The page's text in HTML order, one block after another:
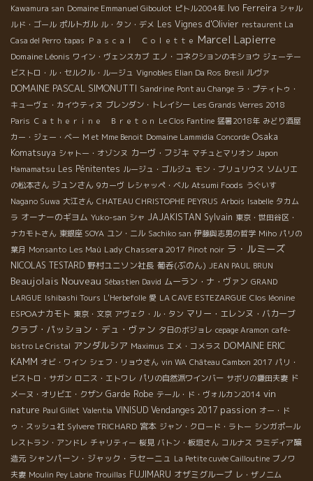
Kawamura san Domaine Emmanuel Giboulot ピトル2004年 Ivo Ferreira シャル
ルド・ゴール ポルトガル ル・タン・デメ Les Vignes d'Olivier restaurent La
Casa del Perro tapas Ｐａｓｃａｌ Ｃｏｌｅｔｔｅ Marcel Lapierre
Domaine Léonis ワイン・ヴェンスカブ エノ・コネクションのキショウ ジェーテー
ビストロ・ル・セルクル・ルージュ Vignobles Elian Da Ros Bresil ルヴァ
DOMAINE PASCAL SIMONUTTI Sandrine Pont au Change ラ・プティトゥ・
キューヴェ・カイウティヌ ブレンダン・トレイシー Les Grands Verres 2018
Paris Ｃａｔｈｅｒｉｎｅ Ｂｒｅｔｏｎ Le Clos Fantine 猛暑2018年 みどり酒屋
カー・ジェー・ベー M et Mme Benoit Domaine Lammidia Concorde Osaka
Komatsuya シャトー・オゾンヌ カーヴ・フジキ マチュとマリオン Japon
Hamamatsu Les Pénitentes ルージュ・ゴルジュ モン・ブリュリウス ソムリエ
の松本さん ジュンさん 9カーヴ レシャッペ・ベル Atsumi Foods うぐいす
Nagano Suwa 大江さん CHATEAU CHRISTOPHE PEYRUS Arbois Isabelle タカム
ラ オーナーのギヨム Yuko-san シャ JAJAKISTAN Sylvain 東京・世田谷区・
ナカモトさん 東銀座 SOYA ユン・ニル Sachiko san 伊藤與志男の哲学 Miho パリの
葉月 Monsanto Les Maù Lady Chassera 2017 Pinot noir ラ・ルミーズ
NICOLAS TESTARD 野村ユニソン社長 葡呑(ぶのん) JEAN PAUL BRUN
Beaujolais Nouveau Sébastien David ムーラン・ナ・ヴァン GRAND
LARGUE Ishibashi Tours L'Herbefolle 愛 LA CAVE ESTEZARGUE Clos léonine
ESPOAナカモト 東京・文京 アヴェク・ル・タン マリー・エレンヌ・バカーブ
クラブ・パッション・デュ・ヴァン 夕日のボジョレ cepage Aramon café-
bistro Le Cristal アンダルシア Maximus エメ・コメラス DOMAINE ERIC
KAMM オビ・ワイン シェフ・リョウさん vin WA Château Cambon 2017 パリ・
ビストロ・サガン ロニス・エトワレ パリの自然派ワインバー サボリの鎌田夫妻 ド
メーヌ・オリビエ・クザン Garde Robe テール・ド・ヴォルカン2014 vin
nature Paul Gillet Valentia VINISUD Vendanges 2017 passion オー・ド
ゥ・スッシュ社 Sylvere TRICHARD 宮本 ジャン・クロード・ラトー シンガポール
レストラン・アンドレ チャリティー 桜見 バトン・板垣さん コルナス ラミディア醸
造元 シャンパーン・ジャック・ラセーニュ La Petite cuvée Cailloutine ブノワ
夫妻 Moulin Pey Labrie Trouillas FUJIMARU オザミグループ レ・ザノ二ム